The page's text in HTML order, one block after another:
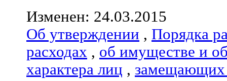
Изменен: 24.03.2015
Об утверждении , Порядка
расходах , об имуществе и
характера лиц , замещающих